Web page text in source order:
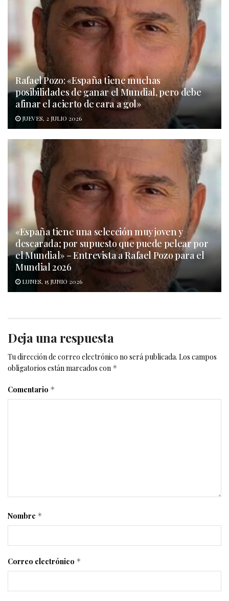
Rafael Pozo: «España tiene muchas
posibilidades de ganar el Mundial, pero debe
afinar el acierto de cara a gol»
JUEVES, 2 JULIO 2026
«España tiene una selección muy joven y
descarada; por supuesto que puede pelear por
el Mundial» – Entrevista a Rafael Pozo para el
Mundial 2026
LUNES, 15 JUNIO 2026
Deja una respuesta
Tu dirección de correo electrónico no será publicada. Los campos
obligatorios están marcados con *
Comentario *
Nombre *
Correo electrónico *